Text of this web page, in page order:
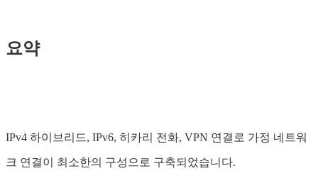
요약
IPv4 하이브리드, IPv6, 히카리 전화, VPN 연결로 가정 네트워
크 연결이 최소한의 구성으로 구축되었습니다.